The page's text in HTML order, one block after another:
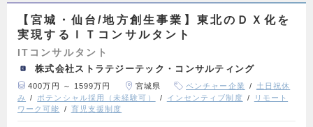
【宮城・仙台/地方創生事業】東北のＤＸ化を
実現するＩＴコンサルタント
ITコンサルタント
株式会社ストラテジーテック・コンサルティング
400万円 ～ 1599万円 宮城県 ベンチャー企業
土日祝休
み
ポテンシャル採用（未経験可） インセンティブ制度
リモート
ワーク可能
育児支援制度